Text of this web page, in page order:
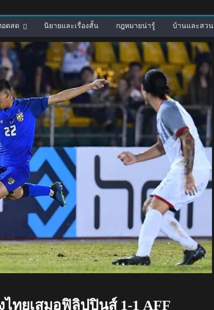
อดสด นิยายและเรื่องสั้น กฎหมายน่ารู้ บ้านและสวน
ทยเสมอฟิลิปปินส์ 1-1 AFF